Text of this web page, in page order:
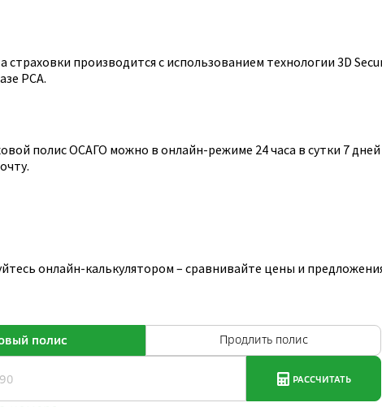
страховки производится с использованием технологии 3D
РСА.
полис ОСАГО можно в онлайн-режиме 24 часа в сутки 7
онлайн-калькулятором – сравнивайте цены и